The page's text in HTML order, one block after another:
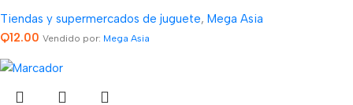
Tiendas y supermercados de juguete, Mega Asia
Q12.00 Vendido por: Mega Asia